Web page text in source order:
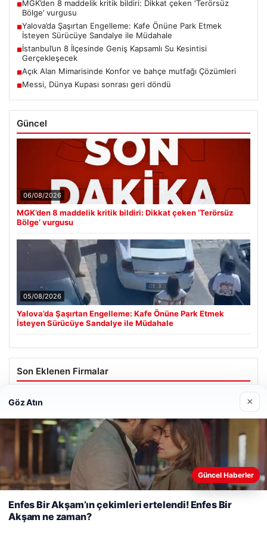
■MGK’den 8 maddelik kritik bildiri: Dikkat çeken ‘Terörsüz
Bölge’ vurgusu
■Yalova’da Şaşırtan Engelleme: Kafe Önüne Park Etmek
İsteyen Sürücüye Sandalye ile Müdahale
■İstanbul’un 8 İlçesinde Geniş Kapsamlı Su Kesintisi
Gerçekleşecek
■Açık Alan Mimarisinde Konfor ve bahçe mutfağı Çözümleri
■Messi, Dünya Kupası sonrası geri döndü
Güncel
06/08/2026
MGK’den 8 maddelik kritik bildiri: Dikkat çeken ‘Terörsüz
Bölge’ vurgusu
05/08/2026
Yalova’da Şaşırtan Engelleme: Kafe Önüne Park Etmek
İsteyen Sürücüye Sandalye ile Müdahale
Son Eklenen Firmalar
Web sitemizi nasıl kullandığınızı daha iyi anlayabilmek,
deneyiminizi kişiselleştirmek ve geliştirmek amacıyla çerezler
kullanıyoruz. Çerez Politikamız
Reddet Kabul Et
Göz Atın ×
Güncel Haberler
Enfes Bir Akşam’ın çekimleri ertelendi! Enfes Bir
Akşam ne zaman?